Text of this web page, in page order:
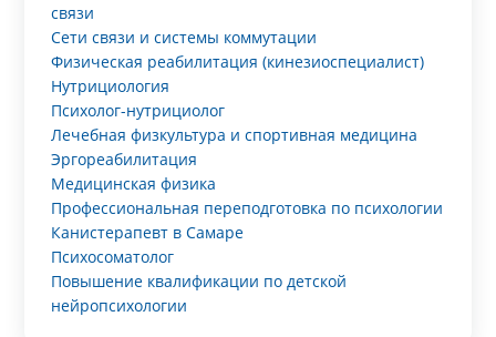
связи
Сети связи и системы коммутации
Физическая реабилитация (кинезиоспециалист)
Нутрициология
Психолог-нутрициолог
Лечебная физкультура и спортивная медицина
Эргореабилитация
Медицинская физика
Профессиональная переподготовка по психологии
Канистерапевт в Самаре
Психосоматолог
Повышение квалификации по детской
нейропсихологии